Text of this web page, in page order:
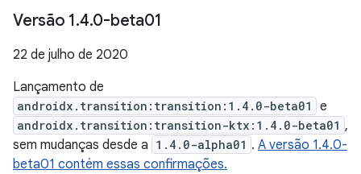
Versão 1.4.0-beta01
22 de julho de 2020
Lançamento de
androidx.transition:transition:1.4.0-beta01 e
androidx.transition:transition-ktx:1.4.0-beta01 ,
sem mudanças desde a 1.4.0-alpha01 . A versão 1.4.0-
beta01 contém essas confirmações.